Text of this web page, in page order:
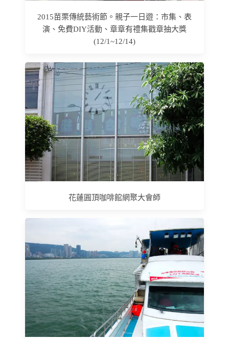
2015苗栗傳統藝術節。親子一日遊：市集、表
演、免費DIY活動、章章有禮集戳章抽大獎
(12/1~12/14)
花蓮圓頂咖啡館網聚大會師